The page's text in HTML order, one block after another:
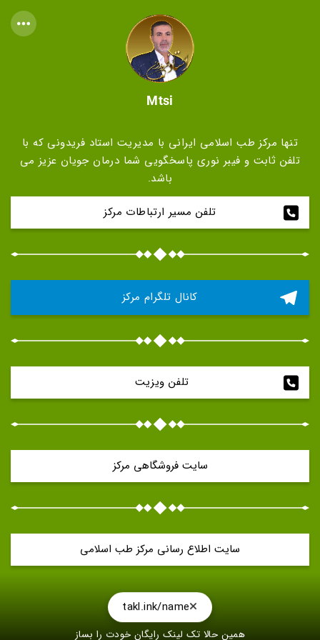
Mtsi
تنها مرکز طب اسلامی ایرانی با مدیریت استاد فریدونی که با
تلفن ثابت و فیبر نوری پاسخگویی شما درمان جویان عزیز می
باشد.
تلفن مسیر ارتباطات مرکز
کانال تلگرام مرکز
تلفن ویزیت
سایت فروشگاهی مرکز
سایت اطلاع رسانی مرکز طب اسلامی
takl.ink/name
همین حالا تک لینک رایگان خودت را بساز